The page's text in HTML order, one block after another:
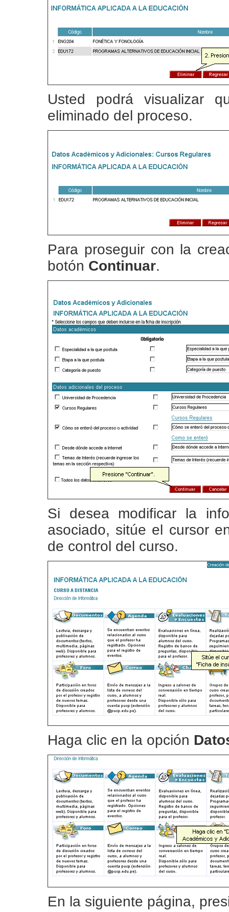
Usted podrá visualizar
eliminado del proceso.
Para proseguir con la
botón Continuar.
Si desea modificar la
asociado, sitúe el cursor
de control del curso.
Haga clic en la opción
En la siguiente página,